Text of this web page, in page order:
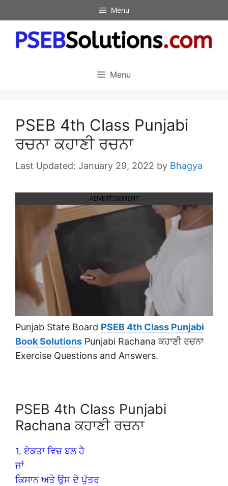
to
content
Menu
Menu
PSEB 4th Class Punjabi
ਰਚਨਾ ਕਹਾਣੀ ਰਚਨਾ
January 29, 2022 by Bhagya
ADVERTISEMENT
Punjab State Board PSEB 4th Class Punjabi
Book Solutions Punjabi Rachana ਕਹਾਣੀ ਰਚਨਾ
Exercise Questions and Answers.
PSEB 4th Class Punjabi
Rachana ਕਹਾਣੀ ਰਚਨਾ
1. ਏਕਤਾ ਵਿਚ ਬਲ ਹੈ
ਜਾਂ
ਕਿਸਾਨ ਅਤੇ ਉਸ ਦੇ ਪੁੱਤਰ